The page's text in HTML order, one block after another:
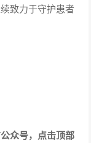
致力于守护患者
众号，点击顶部